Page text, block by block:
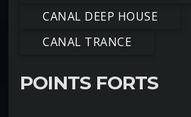
CANAL DEEP HOUSE
CANAL TRANCE
POINTS FORTS